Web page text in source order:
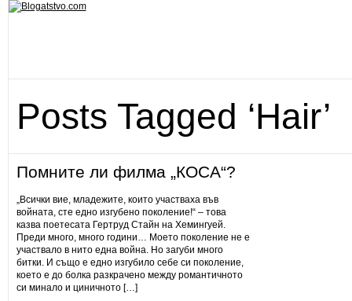
Posts Tagged ‘Hair’
Помните ли филма „КОСА“?
„Всички вие, младежите, които участваха във
войната, сте едно изгубено поколение!“ – това
казва поетесата Гертруд Стайн на Хемингуей.
Преди много, много години… Моето поколение не е
участвало в нито една война. Но загуби много
битки. И също е едно изгубило себе си поколение,
което е до болка разкрачено между романтичното
си минало и циничното […]